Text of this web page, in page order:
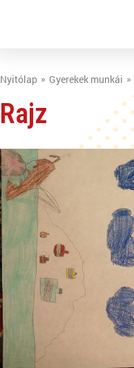
Nyitólap Gyerekek munkái
Rajz